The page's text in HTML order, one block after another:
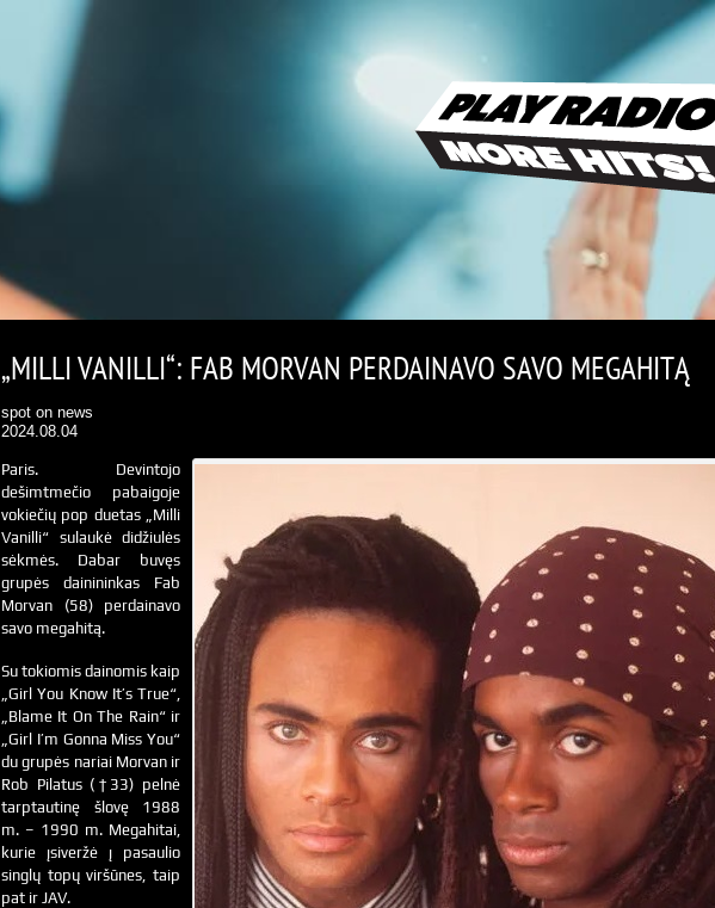
„MILLI VANILLI“: FAB MORVAN PERDAINAVO SAVO MEGAHITĄ
spot on news
2024.08.04
Paris. Devintojo
dešimtmečio pabaigoje
vokiečių pop duetas „Milli
Vanilli“ sulaukė didžiulės
sėkmės. Dabar buvęs
grupės dainininkas Fab
Morvan (58) perdainavo
savo megahitą.
Su tokiomis dainomis kaip
„Girl You Know It’s True“,
„Blame It On The Rain“ ir
„Girl I’m Gonna Miss You“
du grupės nariai Morvan ir
Rob Pilatus (†33) pelnė
tarptautinę šlovę 1988
m. – 1990 m. Megahitai,
kurie įsiveržė į pasaulio
singlų topų viršūnes, taip
pat ir JAV.